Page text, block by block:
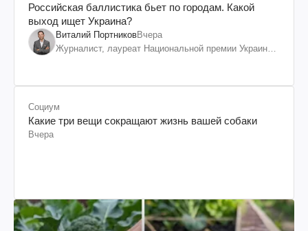
Российская баллистика бьет по городам. Какой
выход ищет Украина?
Виталий ПортниковВчера
Журналист, лауреат Национальной премии Украины
Социум
Какие три вещи сокращают жизнь вашей собаки
Вчера